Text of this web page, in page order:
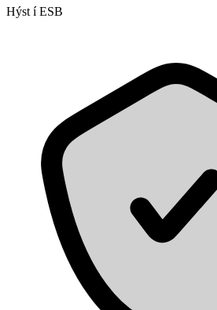
Hýst í ESB